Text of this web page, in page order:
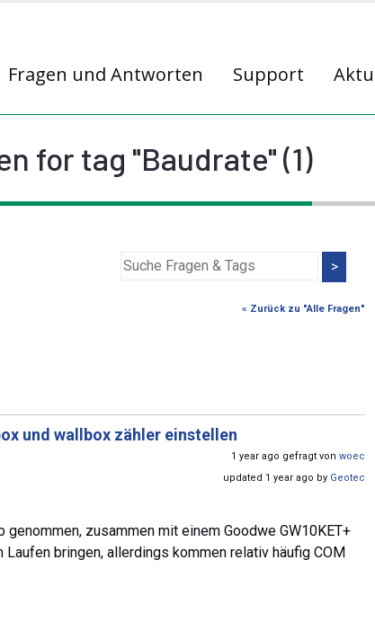
Fragen und Antworten Support
for tag "Baudrate" (1)
>
« Zurück zu "Alle Fragen"
und wallbox zähler einstellen
1 year ago gefragt von woec
updated 1 year ago by Geotec
zusammen mit einem Goodwe GW10KET+
bringen, allerdings kommen relativ häufig COM